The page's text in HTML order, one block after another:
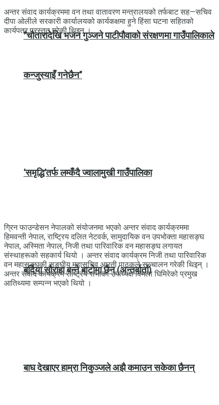
“चौतारादेखि भजन गुञ्जने पाटीपौवाको संरक्षणमा गाउँपालिकाले
कन्जुस्याइँ गनेछैन”
‘समृद्धि’तर्फ लम्कँदै ज्वालामुखी गाउँपालिका
बर्दिया सौराहा बन्ने बाटोमा छैन (अन्तर्वार्ता)
बाघ देखाएर हाम्रा निकुञ्जले अझै कमाउन सकेका छैनन्
अन्तर संवाद कार्यक्रममा वन तथा वातावरण मन्त्रालयको तर्फबाट सह—सचिव
दीपा ओलीले सरकारी कार्यालयको कार्यकक्षमा हुने हिंसा घटना सहितको
कार्यपत्र प्रस्तुत गरेकी थिइन् ।
ग्रिन फाउन्डेसन नेपालको संयोजनमा भएको अन्तर संवाद कार्यक्रममा
हिमवन्ती नेपाल, राष्ट्रिय दलित नेटवर्क, सामुदायिक वन उपभोक्ता महासङ्घ
नेपाल, अस्मिता नेपाल, निजी तथा पारिवारिक वन महासङ्घ लगायत
संस्थाहरूको सहकार्य थियो । अन्तर संवाद कार्यक्रम निजी तथा पारिवारिक
वन महासङ्घकी सङ्घीय महासचिव आरती पाठकले सञ्चालन गरेकी थिइन् ।
अन्तर संवाद कार्यक्रम राष्ट्रिय सभाकी उपाध्यक्ष विमला घिमिरेको प्रमुख
आतिथ्यमा सम्पन्न भएको थियो ।